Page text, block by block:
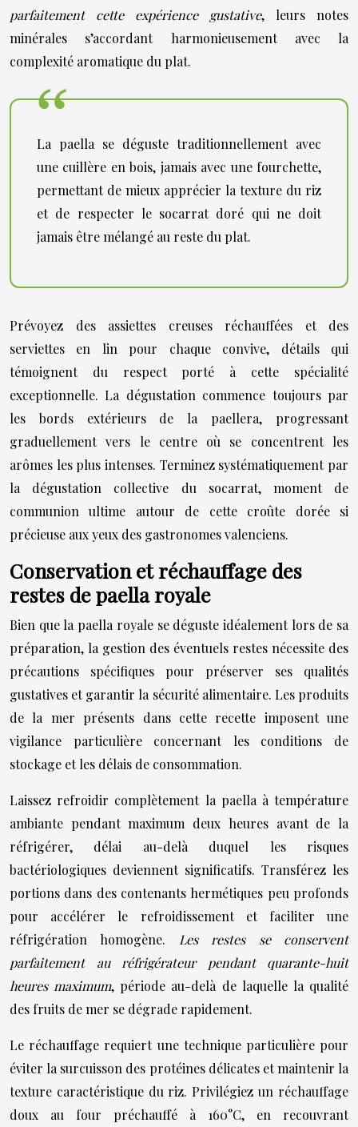
parfaitement cette expérience gustative, leurs notes
minérales s’accordant harmonieusement avec la
complexité aromatique du plat.
La paella se déguste traditionnellement avec
une cuillère en bois, jamais avec une fourchette,
permettant de mieux apprécier la texture du riz
et de respecter le socarrat doré qui ne doit
jamais être mélangé au reste du plat.
Prévoyez des assiettes creuses réchauffées et des
serviettes en lin pour chaque convive, détails qui
témoignent du respect porté à cette spécialité
exceptionnelle. La dégustation commence toujours par
les bords extérieurs de la paellera, progressant
graduellement vers le centre où se concentrent les
arômes les plus intenses. Terminez systématiquement par
la dégustation collective du socarrat, moment de
communion ultime autour de cette croûte dorée si
précieuse aux yeux des gastronomes valenciens.
Conservation et réchauffage des
restes de paella royale
Bien que la paella royale se déguste idéalement lors de sa
préparation, la gestion des éventuels restes nécessite des
précautions spécifiques pour préserver ses qualités
gustatives et garantir la sécurité alimentaire. Les produits
de la mer présents dans cette recette imposent une
vigilance particulière concernant les conditions de
stockage et les délais de consommation.
Laissez refroidir complètement la paella à température
ambiante pendant maximum deux heures avant de la
réfrigérer, délai au-delà duquel les risques
bactériologiques deviennent significatifs. Transférez les
portions dans des contenants hermétiques peu profonds
pour accélérer le refroidissement et faciliter une
réfrigération homogène.
Les restes se conservent
parfaitement au réfrigérateur pendant quarante-huit
heures maximum, période au-delà de laquelle la qualité
des fruits de mer se dégrade rapidement.
Le réchauffage requiert une technique particulière pour
éviter la surcuisson des protéines délicates et maintenir la
texture caractéristique du riz. Privilégiez un réchauffage
doux au four préchauffé à 160°C, en recouvrant